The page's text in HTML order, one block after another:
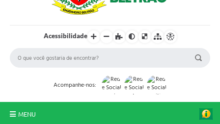
Acessibilidade
Acompanhe-nos:
MENU